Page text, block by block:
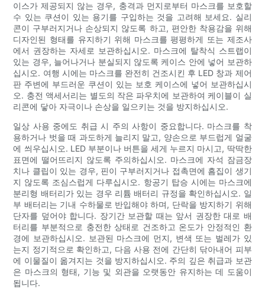
이스가 제공되지 않는 경우, 충격과 먼지로부터 마스크를 보호할
수 있는 쿠션이 있는 용기를 구입하는 것을 고려해 보세요. 실리
콘이 구부러지거나 손상되지 않도록 하고, 편안한 착용감을 위해
디자인된 형태를 유지하기 위해 마스크를 평평하게 또는 제조사
에서 권장하는 자세로 보관하십시오. 마스크에 탈착식 스트랩이
있는 경우, 늘어나거나 분실되지 않도록 케이스 안에 넣어 보관하
십시오. 여행 시에는 마스크를 완전히 건조시킨 후 LED 창과 제어
판 주변에 부드러운 쿠션이 있는 보호 케이스에 넣어 보관하십시
오. 충전 액세서리는 별도의 작은 파우치에 보관하여 케이블이 실
리콘에 닿아 자극이나 손상을 일으키는 것을 방지하십시오.
일상 사용 중에도 취급 시 주의 사항이 중요합니다. 마스크를 착
용하거나 벗을 때 과도하게 늘리지 말고, 양손으로 부드럽게 얼굴
에 씌우십시오. LED 부분이나 버튼을 세게 누르지 마시고, 딱딱한
표면에 떨어뜨리지 않도록 주의하십시오. 마스크에 자석 잠금장
치나 클립이 있는 경우, 핀이 구부러지거나 접촉면에 흠집이 생기
지 않도록 조심스럽게 다루십시오. 항공기 탑승 시에는 마스크에
분리형 배터리가 있는 경우 리튬 배터리 규정을 확인하십시오. 일
부 배터리는 기내 수하물로 반입해야 하며, 단락을 방지하기 위해
단자를 덮어야 합니다. 장기간 보관할 때는 앞서 권장한 대로 배
터리를 부분적으로 충전한 상태로 건조하고 온도가 안정적인 환
경에 보관하십시오. 보관된 마스크에 먼지, 변색 또는 벌레가 있
는지 정기적으로 확인하고, 다음 사용 전에 간단히 닦아내어 피부
에 이물질이 옮겨지는 것을 방지하십시오. 주의 깊은 취급과 보관
은 마스크의 형태, 기능 및 외관을 오랫동안 유지하는 데 도움이
됩니다.